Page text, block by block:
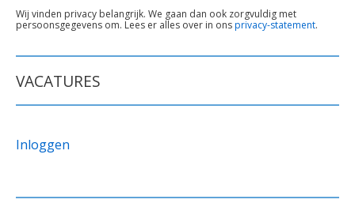
TEKST
ONDER
Wij vinden privacy belangrijk. We gaan dan ook zorgvuldig met
persoonsgegevens om. Lees er alles over in onsprivacy-statement.
VACATURES
Inloggen